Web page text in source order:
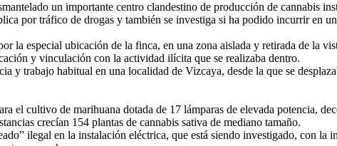
un importante centro clandestino de producción de cannabis
por tráfico de drogas y también se investiga si ha podido incurrir en
la especial ubicación de la finca, en una zona aislada y retirada de la
y vinculación con la actividad ilícita que se realizaba dentro.
y trabajo habitual en una localidad de Vizcaya, desde la que se
el cultivo de marihuana dotada de 17 lámparas de elevada potencia,
crecían 154 plantas de cannabis sativa de mediano tamaño.
ilegal en la instalación eléctrica, que está siendo investigado, con